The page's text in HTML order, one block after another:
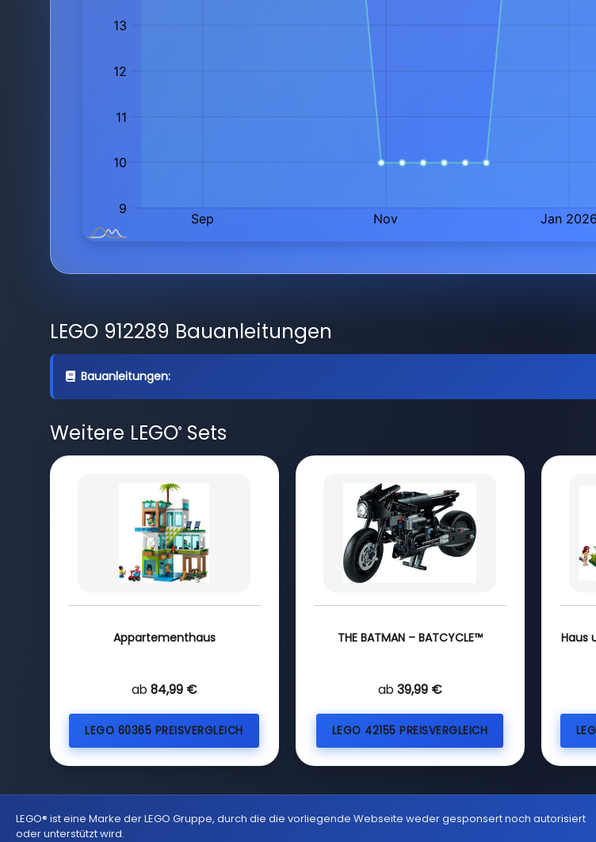
LEGO 912289 Bauanleitungen
Bauanleitungen:
Weitere LEGO®Sets
Appartementhaus
ab 84,99 €
LEGO 60365 PREISVERGLEICH
THE BATMAN – BATCYCLE™
ab 39,99 €
LEGO 42155 PREISVERGLEICH
Haus
LEGO® ist eine Marke der LEGO Gruppe, durch die die vorliegende Webseite weder gesponsert noch autorisiert
oder unterstützt wird.